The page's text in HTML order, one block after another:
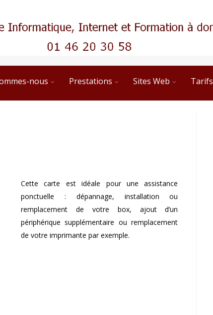
nous Prestations Sites Web Tarifs
Cette carte est idéale pour une assistance
ponctuelle : dépannage, installation ou
remplacement de votre box, ajout d’un
périphérique supplémentaire ou remplacement
de votre imprimante par exemple.